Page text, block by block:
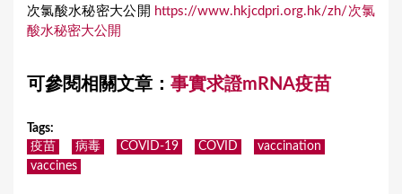
次氯酸水秘密大公開 https://www.hkjcdpri.org.hk/zh/ 次氯
酸水秘密大公開
可參閱相關文章： 事實求證mRNA疫苗
Tags:
疫苗
病毒 COVID-19 COVID
vaccination
vaccines